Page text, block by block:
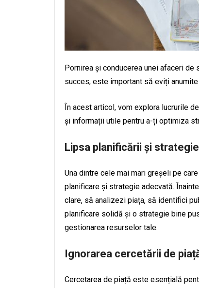
Pornirea și conducerea unei afaceri
succes, este important să eviți
În acest articol, vom explora lucrurile
și informații utile pentru a-ți optimiza
Lipsa planificării și
Una dintre cele mai mari greșeli pe
planificare și strategie adecvată.
clare, să analizezi piața, să identifici
planificare solidă și o strategie bine
gestionarea resurselor tale.
Ignorarea cercetării de
Cercetarea de piață este esențială